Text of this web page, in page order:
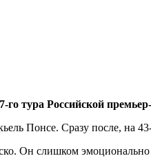
тура Российской
Понсе. Сразу после, на
Он слишком эмоционально